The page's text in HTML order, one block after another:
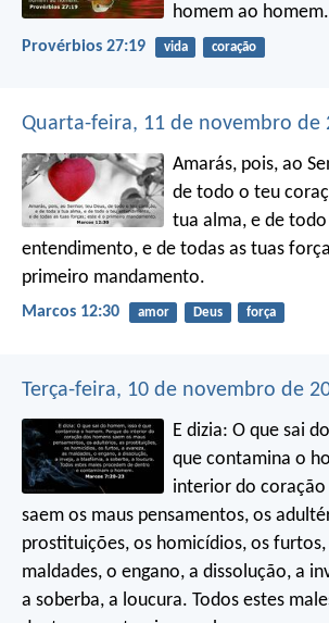
homem ao homem.
Provérbios 27:19 vida coração
Quarta-feira, 11 de novembro de
Amarás, pois, ao
de todo o teu
tua alma, e de
entendimento, e de todas as tuas
primeiro mandamento.
Marcos 12:30 amor Deus força
Terça-feira, 10 de novembro de
E dizia: O que sai
que contamina o
interior do coração
saem os maus pensamentos, os
prostituições, os homicídios, os furtos,
maldades, o engano, a dissolução, a
a soberba, a loucura. Todos estes